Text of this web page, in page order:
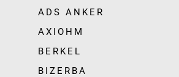
ADS ANKER
AXIOHM
BERKEL
BIZERBA